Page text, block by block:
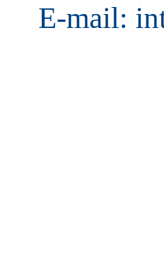
E-mail:
©